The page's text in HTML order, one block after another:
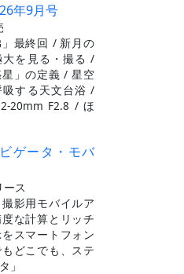
年9月号
」最終回 / 新月の
大を見る・撮る /
」の定義 / 星空
吸する天文台浴 /
20mm F2.8 / ほ
ゲータ・モバ
ス
影用モバイルア
な計算とリッチ
スマートフォン
どこでも、ステ
」